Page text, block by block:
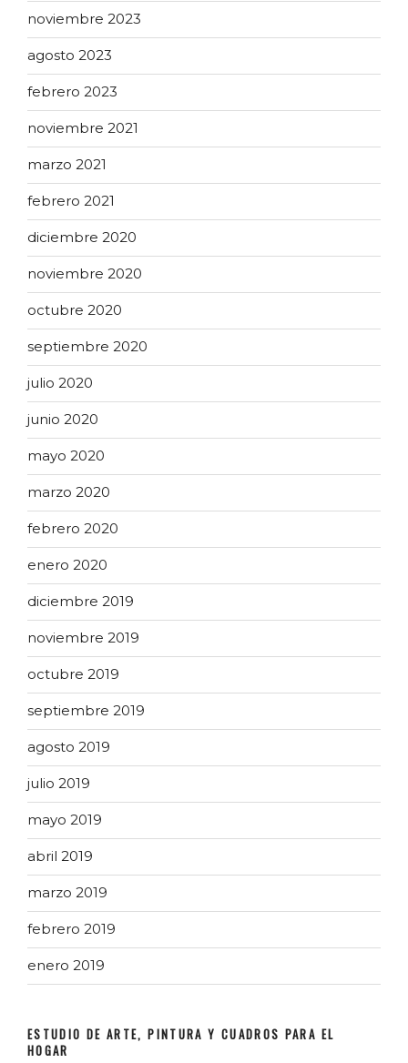
noviembre 2023
agosto 2023
febrero 2023
noviembre 2021
marzo 2021
febrero 2021
diciembre 2020
noviembre 2020
octubre 2020
septiembre 2020
julio 2020
junio 2020
mayo 2020
marzo 2020
febrero 2020
enero 2020
diciembre 2019
noviembre 2019
octubre 2019
septiembre 2019
agosto 2019
julio 2019
mayo 2019
abril 2019
marzo 2019
febrero 2019
enero 2019
ESTUDIO DE ARTE, PINTURA Y CUADROS PARA EL
HOGAR